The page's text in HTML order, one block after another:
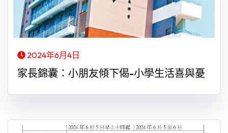
2024年6月4日
家長錦囊：小朋友傾下偈-小學生活喜與憂